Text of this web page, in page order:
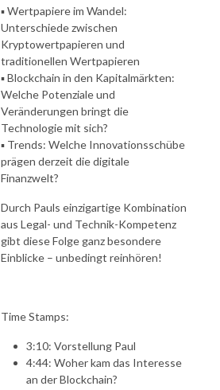
▪️ Wertpapiere im Wandel:
Unterschiede zwischen
Kryptowertpapieren und
traditionellen Wertpapieren
▪️ Blockchain in den Kapitalmärkten:
Welche Potenziale und
Veränderungen bringt die
Technologie mit sich?
▪️ Trends: Welche Innovationsschübe
prägen derzeit die digitale
Finanzwelt?
Durch Pauls einzigartige Kombination
aus Legal- und Technik-Kompetenz
gibt diese Folge ganz besondere
Einblicke – unbedingt reinhören!
Time Stamps:
3:10: Vorstellung Paul
4:44: Woher kam das Interesse
an der Blockchain?